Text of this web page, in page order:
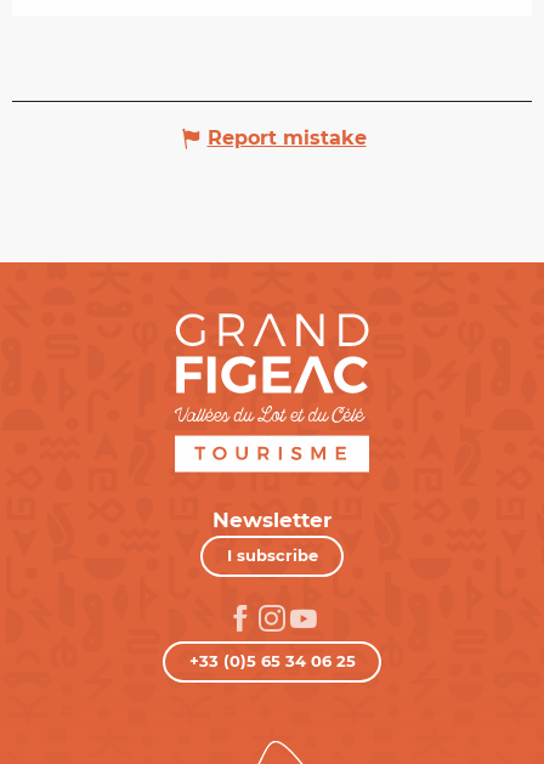
Report mistake
Newsletter
I subscribe
+33 (0)5 65 34 06 25